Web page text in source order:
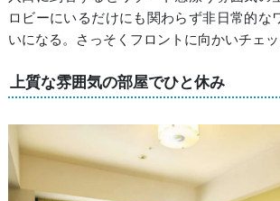
ロビーにいるだけにも関わらず非日常的な
いになる。さっそくフロントに向かいチェッ
上質な雰囲気の部屋でひと休み